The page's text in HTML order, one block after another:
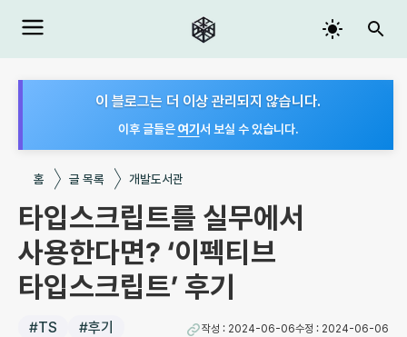
이 블로그는 더 이상 관리되지 않습니다.
이후 글들은여기 서 보실 수 있습니다.
홈 글 목록 개발도서관
타입스크립트를 실무에서
사용한다면? ‘이펙티브
타입스크립트’ 후기
#TS #후기 작성 : 2024-06-06수정 : 2024-06-06